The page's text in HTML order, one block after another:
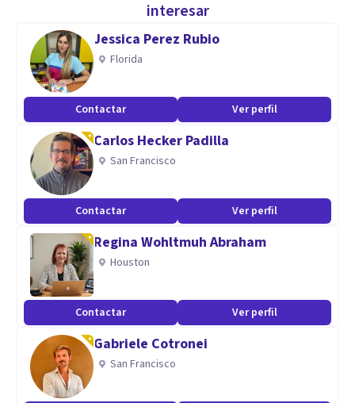
interesar
Jessica Perez Rubio
Florida
Contactar Ver perfil
Carlos Hecker Padilla
San Francisco
Contactar Ver perfil
Regina Wohltmuh Abraham
Houston
Contactar Ver perfil
Gabriele Cotronei
San Francisco